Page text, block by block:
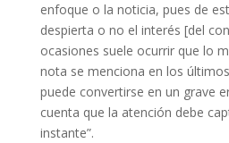
enfoque o la noticia, pues de
despierta o no el interés [del
ocasiones suele ocurrir que lo
nota se menciona en los ú
puede convertirse en un grave
cuenta que la atención debe
instante”.